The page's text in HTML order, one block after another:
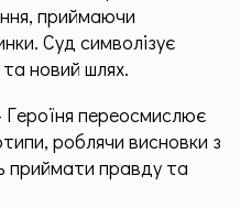
приймаючи
Суд символізує
новий шлях.
переосмислює
роблячи висновки з
приймати правду та